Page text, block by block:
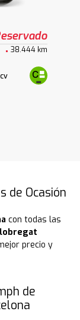
38.444 km
de Ocasión
con todas las
precio y
de